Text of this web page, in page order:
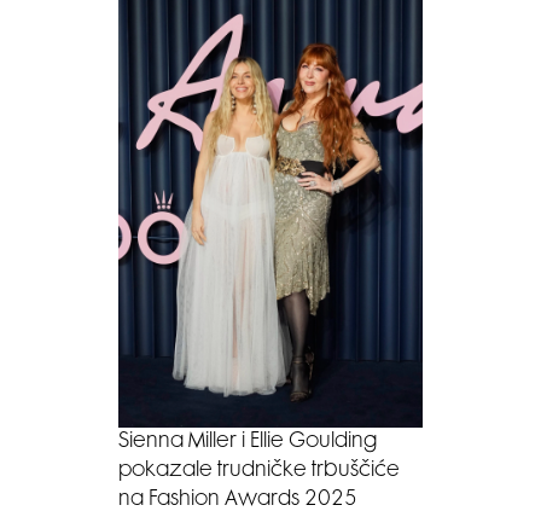
Sienna Miller i Ellie Goulding
pokazale trudničke trbuščiće
na Fashion Awards 2025